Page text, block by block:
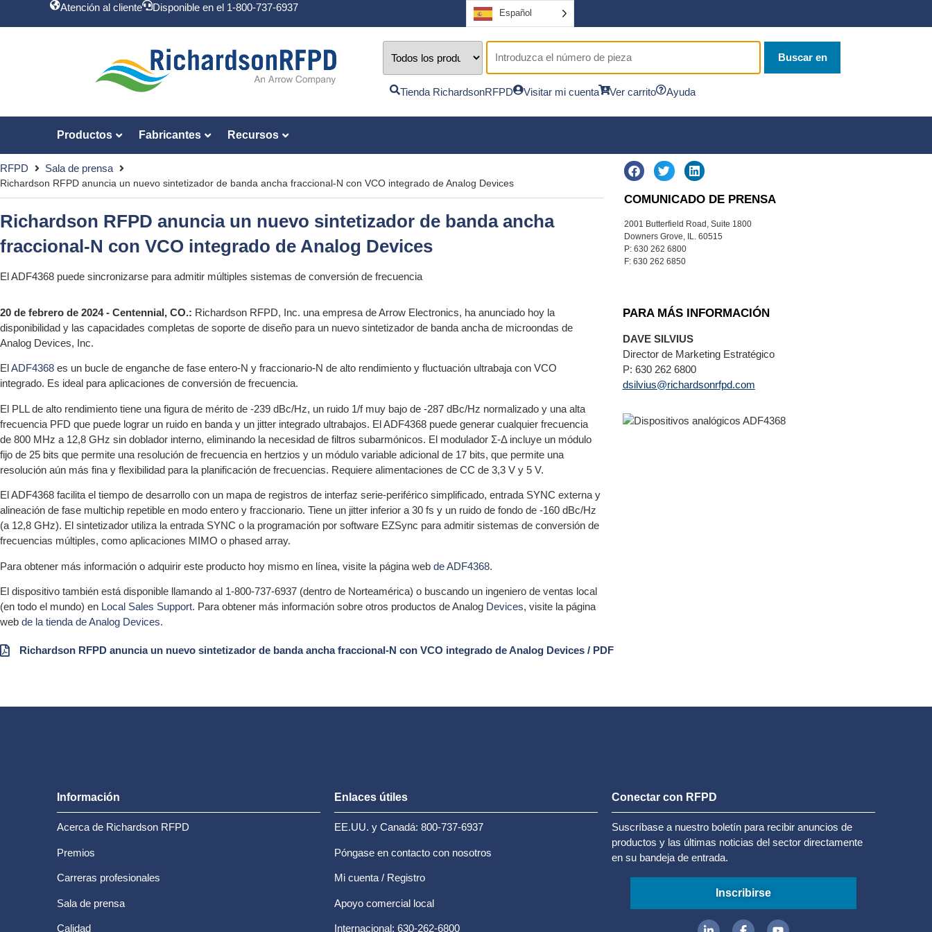
Atención al cliente Disponible en el 1-800-737-6937 Español
Buscar en
Tienda RichardsonRFPD Visitar mi cuenta Ver carrito Ayuda
Productos Fabricantes Recursos
RFPD Sala de prensa
Richardson RFPD anuncia un nuevo sintetizador de banda ancha fraccional-N con VCO integrado de Analog Devices
Richardson RFPD anuncia un nuevo sintetizador de banda ancha
fraccional-N con VCO integrado de Analog Devices
El ADF4368 puede sincronizarse para admitir múltiples sistemas de conversión de frecuencia
COMUNICADO DE PRENSA
2001 Butterfield Road, Suite 1800
Downers Grove, IL. 60515
P: 630 262 6800
F: 630 262 6850
20 de febrero de 2024 - Centennial, CO.: Richardson RFPD, Inc. una empresa de Arrow Electronics, ha anunciado hoy la
disponibilidad y las capacidades completas de soporte de diseño para un nuevo sintetizador de banda ancha de microondas de
Analog Devices, Inc.
ElADF4368 es un bucle de enganche de fase entero-N y fraccionario-N de alto rendimiento y fluctuación ultrabaja con VCO
integrado. Es ideal para aplicaciones de conversión de frecuencia.
El PLL de alto rendimiento tiene una figura de mérito de -239 dBc/Hz, un ruido 1/f muy bajo de -287 dBc/Hz normalizado y una alta
frecuencia PFD que puede lograr un ruido en banda y un jitter integrado ultrabajos. El ADF4368 puede generar cualquier frecuencia
de 800 MHz a 12,8 GHz sin doblador interno, eliminando la necesidad de filtros subarmónicos. El modulador Σ-Δ incluye un módulo
fijo de 25 bits que permite una resolución de frecuencia en hertzios y un módulo variable adicional de 17 bits, que permite una
resolución aún más fina y flexibilidad para la planificación de frecuencias. Requiere alimentaciones de CC de 3,3 V y 5 V.
El ADF4368 facilita el tiempo de desarrollo con un mapa de registros de interfaz serie-periférico simplificado, entrada SYNC externa y
alineación de fase multichip repetible en modo entero y fraccionario. Tiene un jitter inferior a 30 fs y un ruido de fondo de -160 dBc/Hz
(a 12,8 GHz). El sintetizador utiliza la entrada SYNC o la programación por software EZSync para admitir sistemas de conversión de
frecuencias múltiples, como aplicaciones MIMO o phased array.
Para obtener más información o adquirir este producto hoy mismo en línea, visite la página web de ADF4368.
El dispositivo también está disponible llamando al 1-800-737-6937 (dentro de Norteamérica) o buscando un ingeniero de ventas local
(en todo el mundo) en Local Sales Support. Para obtener más información sobre otros productos de Analog Devices, visite la página
web de la tienda de Analog Devices.
Richardson RFPD anuncia un nuevo sintetizador de banda ancha fraccional-N con VCO integrado de Analog Devices / PDF
PARA MÁS INFORMACIÓN
DAVE SILVIUS
Director de Marketing Estratégico
P: 630 262 6800
dsilvius@richardsonrfpd.com
Información
Acerca de Richardson RFPD
Premios
Carreras profesionales
Sala de prensa
Calidad
Enlaces útiles
EE.UU. y Canadá: 800-737-6937
Póngase en contacto con nosotros
Mi cuenta / Registro
Apoyo comercial local
Internacional: 630-262-6800
Conectar con RFPD
Suscríbase a nuestro boletín para recibir anuncios de
productos y las últimas noticias del sector directamente
en su bandeja de entrada.
Inscribirse